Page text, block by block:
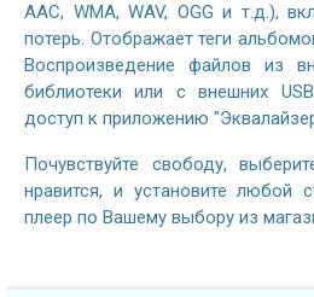
AAC, WMA, WAV, OGG и т.д.),
потерь. Отображает теги
Воспроизведение файлов из
библиотеки или с внешних
доступ к приложению
Почувствуйте свободу,
нравится, и установите любой
плеер по Вашему выбору из